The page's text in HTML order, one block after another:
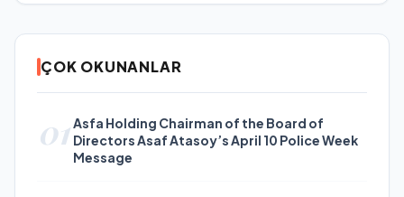
ÇOK OKUNANLAR
01Asfa Holding Chairman of the Board of
Directors Asaf Atasoy’s April 10 Police Week
Message